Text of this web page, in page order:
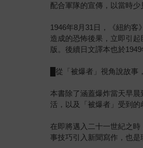
配合軍隊的宣傳，以當時
1946年8月31日，《紐約
造成的恐怖後果，立即引
版。後續日文譯本也於1949
█從「被爆者」視角說故
本書除了涵蓋爆炸當天早
活，以及「被爆者」受到
在即將邁入二十一世紀之
事技巧引入新聞寫作，也是